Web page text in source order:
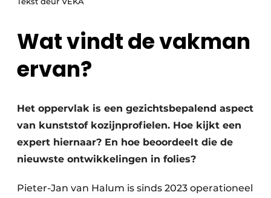
Vacature aanmelden
Vacatures
Wat vindt de vakman
ervan?
Het oppervlak is een gezichtsbepalend aspect
van kunststof kozijnprofielen. Hoe kijkt een
expert hiernaar? En hoe beoordeelt die de
nieuwste ontwikkelingen in folies?
Pieter-Jan van Halum is sinds 2023 operationeel